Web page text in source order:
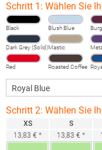
Schritt 1: Wählen Sie
Black Blush Blue
Dark Grey (Solid)Mastic
Red Roasted Coffee
Schritt 2: Wählen Sie
XS
13,83 € *
S
13,83 € *